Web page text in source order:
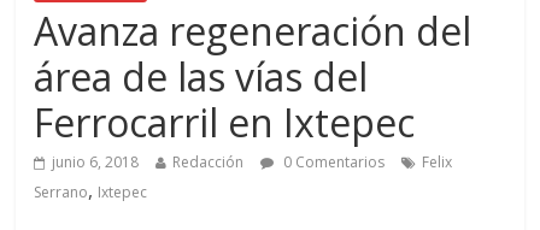
Avanza regeneración del
área de las vías del
Ferrocarril en Ixtepec
junio 6, 2018 Redacción 0 Comentarios
Felix
Serrano, Ixtepec